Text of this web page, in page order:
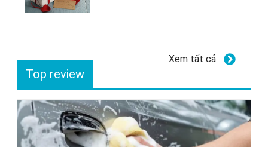
Top review
Xem tất cả